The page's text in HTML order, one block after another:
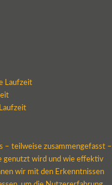
Laufzeit
– teilweise zusammengefasst –
genutzt wird und wie effektiv
wir mit den Erkenntnissen